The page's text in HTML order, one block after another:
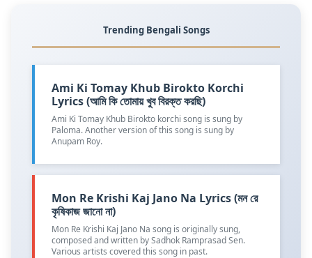
Trending Bengali Songs
Ami Ki Tomay Khub Birokto Korchi
Lyrics (আমি কি তোমায় খুব বিরক্ত করছি)
Ami Ki Tomay Khub Birokto korchi song is sung by
Paloma. Another version of this song is sung by
Anupam Roy.
Mon Re Krishi Kaj Jano Na Lyrics (মন রে
কৃষিকাজ জানো না)
Mon Re Krishi Kaj Jano Na song is originally sung,
composed and written by Sadhok Ramprasad Sen.
Various artists covered this song in past.